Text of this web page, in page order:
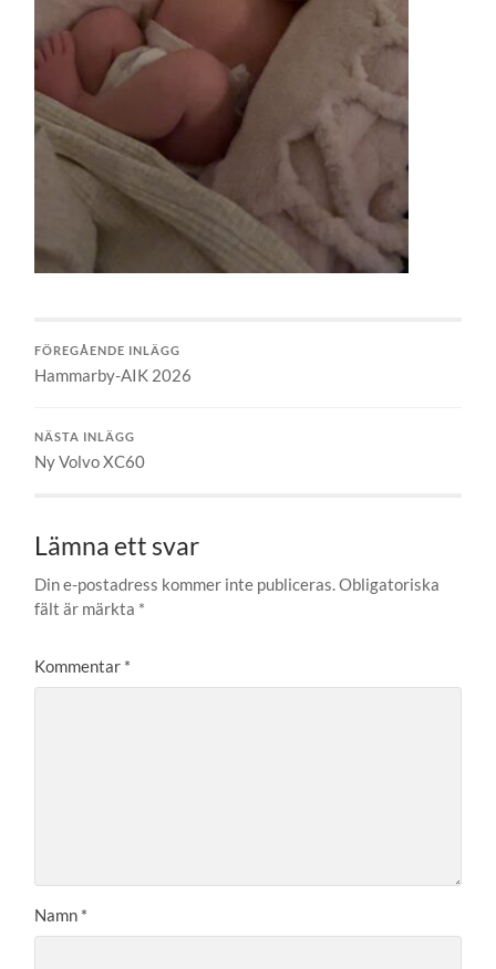
FÖREGÅENDE INLÄGG
Hammarby-AIK 2026
NÄSTA INLÄGG
Ny Volvo XC60
Lämna ett svar
Din e-postadress kommer inte publiceras.Obligatoriska
fält är märkta *
Kommentar *
Namn *